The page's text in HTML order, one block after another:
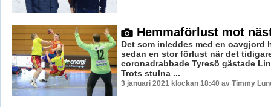
Hemmaförlust mot
Det som inleddes med en oavgjord
sedan en stor förlust när det
coronadrabbade Tyresö gästade
Trots stulna ...
3 januari 2021 klockan 18:40 av Timmy